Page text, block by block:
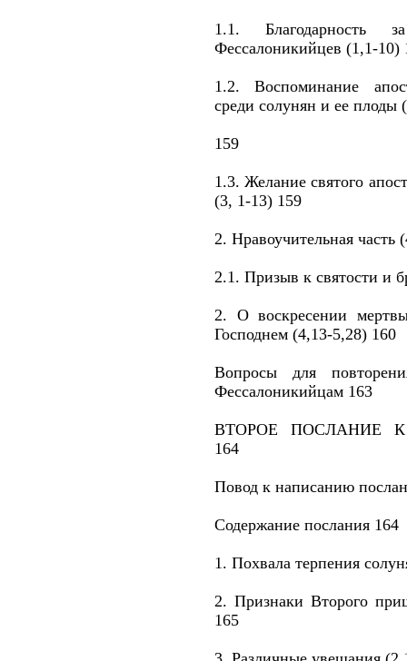
1.1. Благодарность
Фессалоникийцев (1,1-10)
1.2. Воспоминание
среди солунян и ее плоды
159
1.3. Желание святого
(3, 1-13) 159
2. Нравоучительная часть
2.1. Призыв к святости и
2. О воскресении
Господнем (4,13-5,28) 160
Вопросы для
Фессалоникийцам 163
ВТОРОЕ ПОСЛАНИЕ
164
Повод к написанию
Содержание послания 164
1. Похвала терпения
2. Признаки Второго
165